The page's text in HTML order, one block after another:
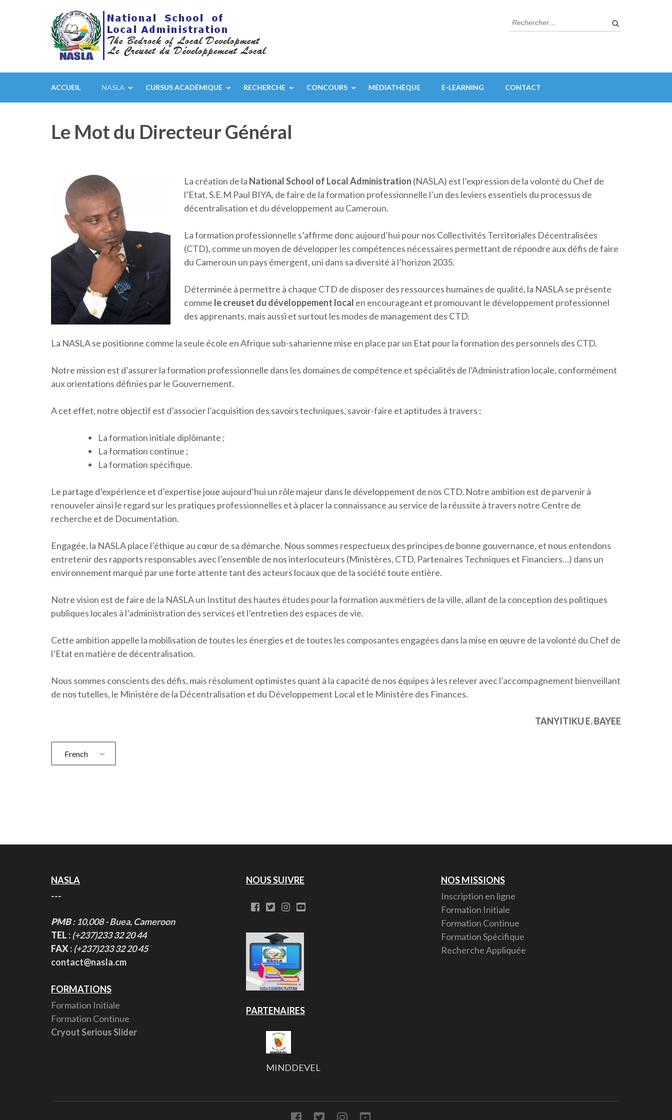
Rechercher :
ACCUEIL NASLA CURSUS ACADÉMIQUE RECHERCHE CONCOURS MÉDIATHÈQUE E-LEARNING CONTACT
Le Mot du Directeur Général
La création de la National School of Local Administration (NASLA) est l’expression de la volonté du Chef de
l’Etat, S.E.M Paul BIYA, de faire de la formation professionnelle l’un des leviers essentiels du processus de
décentralisation et du développement au Cameroun.
La formation professionnelle s’affirme donc aujourd’hui pour nos Collectivités Territoriales Décentralisées
(CTD), comme un moyen de développer les compétences nécessaires permettant de répondre aux défis de faire
du Cameroun un pays émergent, uni dans sa diversité à l’horizon 2035.
Déterminée à permettre à chaque CTD de disposer des ressources humaines de qualité, la NASLA se présente
comme le creuset du développement local en encourageant et promouvant le développement professionnel
des apprenants, mais aussi et surtout les modes de management des CTD.
La NASLA se positionne comme la seule école en Afrique sub-saharienne mise en place par un Etat pour la formation des personnels des CTD.
Notre mission est d’assurer la formation professionnelle dans les domaines de compétence et spécialités de l’Administration locale, conformément
aux orientations définies par le Gouvernement.
A cet effet, notre objectif est d’associer l’acquisition des savoirs techniques, savoir-faire et aptitudes à travers :
La formation initiale diplômante ;
La formation continue ;
La formation spécifique.
Le partage d’expérience et d’expertise joue aujourd’hui un rôle majeur dans le développement de nos CTD. Notre ambition est de parvenir à
renouveler ainsi le regard sur les pratiques professionnelles et à placer la connaissance au service de la réussite à travers notre Centre de
recherche et de Documentation.
Engagée, la NASLA place l’éthique au cœur de sa démarche. Nous sommes respectueux des principes de bonne gouvernance, et nous entendons
entretenir des rapports responsables avec l’ensemble de nos interlocuteurs (Ministères, CTD, Partenaires Techniques et Financiers…) dans un
environnement marqué par une forte attente tant des acteurs locaux que de la société toute entière.
Notre vision est de faire de la NASLA un Institut des hautes études pour la formation aux métiers de la ville, allant de la conception des politiques
publiques locales à l’administration des services et l’entretien des espaces de vie.
Cette ambition appelle la mobilisation de toutes les énergies et de toutes les composantes engagées dans la mise en œuvre de la volonté du Chef de
l’Etat en matière de décentralisation.
Nous sommes conscients des défis, mais résolument optimistes quant à la capacité de nos équipes à les relever avec l’accompagnement bienveillant
de nos tutelles, le Ministère de la Décentralisation et du Développement Local et le Ministère des Finances.
TANYITIKU E. BAYEE
French
NASLA
---
PMB: 10,008 - Buea, Cameroon
TEL : (+237)233 32 20 44
FAX: (+237)233 32 20 45
contact@nasla.cm
FORMATIONS
Formation Initiale
Formation Continue
Cryout Serious Slider
NOUS SUIVRE
PARTENAIRES
MINDDEVEL
NOS MISSIONS
Inscription en ligne
Formation Initiale
Formation Continue
Formation Spécifique
Recherche Appliquée